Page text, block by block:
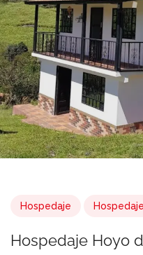
Hospedaje
Hospedaje Hoyo